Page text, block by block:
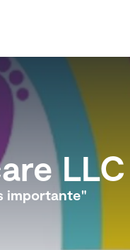
LLC
importante"